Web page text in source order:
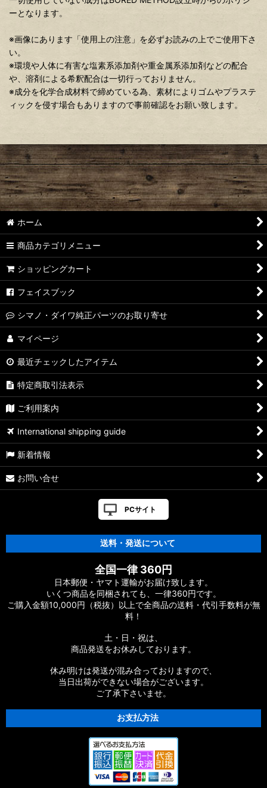
ーとなります。
※画像にあります「使用上の注意」を必ずお読みの上でご使用下さ
い。
※環境や人体に有害な塩素系添加剤や重金属系添加剤などの配合
や、溶剤による希釈配合は一切行っておりません。
※成分を化学合成材料で締めている為、素材によりゴムやプラステ
ィックを侵す場合もありますので事前確認をお願い致します。
ホーム
商品カテゴリメニュー
ショッピングカート
フェイスブック
シマノ・ダイワ純正パーツのお取り寄せ
マイページ
最近チェックしたアイテム
特定商取引法表示
ご利用案内
International shipping guide
新着情報
お問い合せ
PCサイト
送料・発送について
全国一律 360円
日本郵便・ヤマト運輸がお届け致します。
いくつ商品を同梱されても、一律360円です。
ご購入金額10,000円（税抜）以上で全商品の送料・代引手数料が無
料！
土・日・祝は、
商品発送をお休みしております。
休み明けは発送が混み合っておりますので、
当日出荷ができない場合がございます。
ご了承下さいませ。
お支払方法